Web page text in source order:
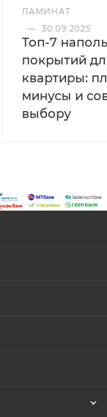
ЛАМИНАТ
— 30.09.2025
Топ-7
покрытий
квартиры:
минусы и
выбору